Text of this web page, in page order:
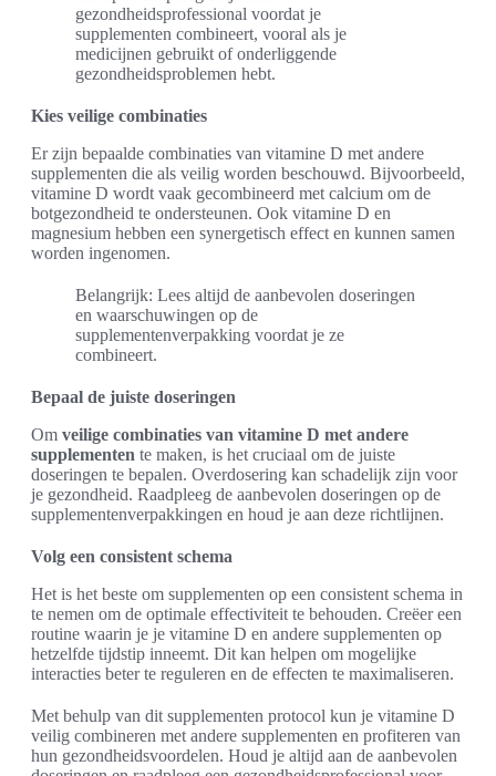
gezondheidsprofessional voordat je
supplementen combineert, vooral als je
medicijnen gebruikt of onderliggende
gezondheidsproblemen hebt.
Kies veilige combinaties
Er zijn bepaalde combinaties van vitamine D met andere
supplementen die als veilig worden beschouwd. Bijvoorbeeld,
vitamine D wordt vaak gecombineerd met calcium om de
botgezondheid te ondersteunen. Ook vitamine D en
magnesium hebben een synergetisch effect en kunnen samen
worden ingenomen.
Belangrijk: Lees altijd de aanbevolen doseringen
en waarschuwingen op de
supplementenverpakking voordat je ze
combineert.
Bepaal de juiste doseringen
Om veilige combinaties van vitamine D met andere
supplementen te maken, is het cruciaal om de juiste
doseringen te bepalen. Overdosering kan schadelijk zijn voor
je gezondheid. Raadpleeg de aanbevolen doseringen op de
supplementenverpakkingen en houd je aan deze richtlijnen.
Volg een consistent schema
Het is het beste om supplementen op een consistent schema in
te nemen om de optimale effectiviteit te behouden. Creëer een
routine waarin je je vitamine D en andere supplementen op
hetzelfde tijdstip inneemt. Dit kan helpen om mogelijke
interacties beter te reguleren en de effecten te maximaliseren.
Met behulp van dit supplementen protocol kun je vitamine D
veilig combineren met andere supplementen en profiteren van
hun gezondheidsvoordelen. Houd je altijd aan de aanbevolen